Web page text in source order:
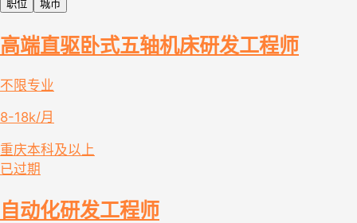
职位 城市
高端直驱卧式五轴机床研发工程师
不限专业
8-18k/月
重庆本科及以上
已过期
自动化研发工程师